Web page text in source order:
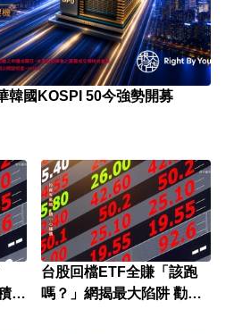
韓國KOSPI 50今強勢開募
電
台股回檔ETF全賺「該跑
嗎？」網揭最大陷阱 勸調